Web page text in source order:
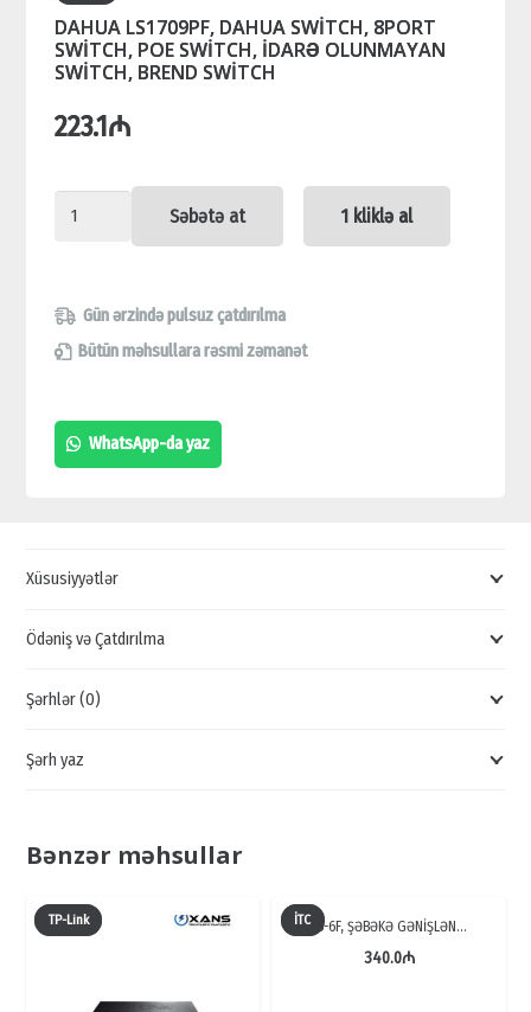
DAHUA LS1709PF, DAHUA SWİTCH, 8PORT
SWİTCH, POE SWİTCH, İDARƏ OLUNMAYAN
SWİTCH, BREND SWİTCH
223.1 ₼
DAHUA
SWİTCH,
8PORT
POE
SWİTCH,
SWİTCH
Səbətə at 1 kliklə al
Gün ərzində pulsuz çatdırılma
Bütün məhsullara rəsmi zəmanət
WhatsApp-da yaz
Xüsusiyyətlər
Ödəniş və Çatdırılma
Şərhlər (0)
Şərh yaz
Bənzər məhsullar
TP-Link İTCTS-6F, ŞƏBƏKƏ GƏNİŞLƏN…
340.0₼